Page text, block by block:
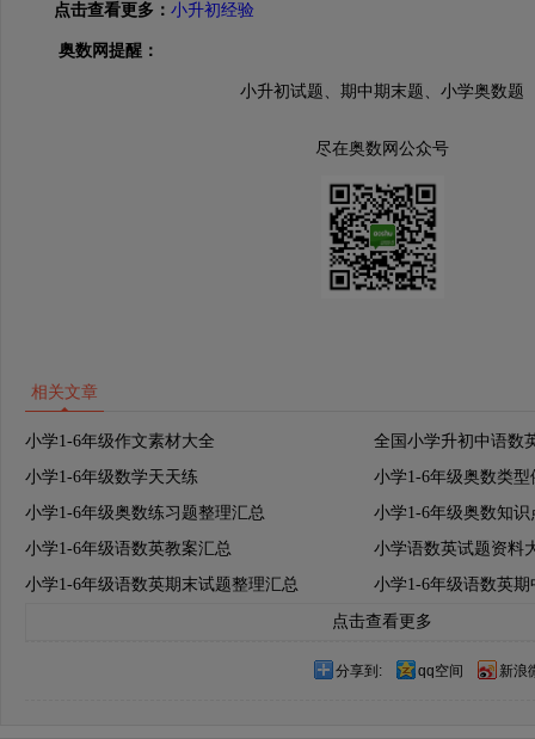
点击查看更多： 小升初经验
奥数网提醒：
小升初试题、期中期末题、小学奥数题
尽在奥数网公众号
相关文章
小学1-6年级作文素材大全
全国小学升初中语数
小学1-6年级数学天天练
小学1-6年级奥数类
小学1-6年级奥数练习题整理汇总
小学1-6年级奥数知识
小学1-6年级语数英教案汇总
小学语数英试题资料
小学1-6年级语数英期末试题整理汇总
小学1-6年级语数英
点击查看更多
分享到: qq空间 新浪